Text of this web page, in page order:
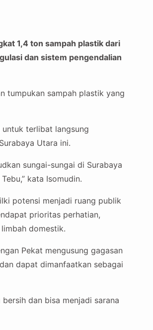
1,4 ton sampah plastik dari
dan sistem pengendalian
tumpukan sampah plastik yang
untuk terlibat langsung
Utara ini.
sungai-sungai di Surabaya
kata Isomudin.
potensi menjadi ruang publik
prioritas perhatian,
domestik.
Pekat mengusung gagasan
dapat dimanfaatkan sebagai
dan bisa menjadi sarana